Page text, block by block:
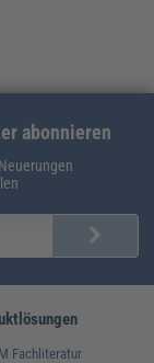
abonnieren
Fachliteratur